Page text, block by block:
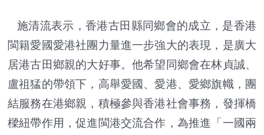
施清流表示，香港古田縣同鄉會的成立，是香港
閩籍愛國愛港社團力量進一步強大的表現，是廣大
居港古田鄉親的大好事。他希望同鄉會在林貞誠、
盧祖猛的帶領下，高舉愛國、愛港、愛鄉旗幟，團
結服務在港鄉親，積極參與香港社會事務，發揮橋
樑紐帶作用，促進閩港交流合作，為推進「一國兩